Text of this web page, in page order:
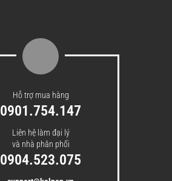
Hỗ trợ mua hàng
0901.754.147
Liên hệ làm đại lý
và nhà phân phối
0904.523.075